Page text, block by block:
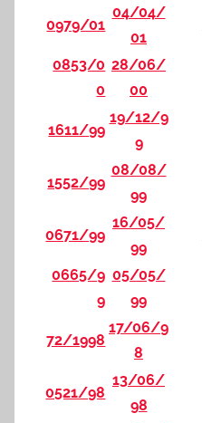
0979/01
04/04/
01
0853/0
0
28/06/
00
1611/99
19/12/9
9
1552/99
08/08/
99
0671/99
16/05/
99
0665/9
9
05/05/
99
72/1998
17/06/9
8
0521/98
13/06/
98